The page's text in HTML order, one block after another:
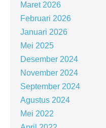
Maret 2026
Februari 2026
Januari 2026
Mei 2025
Desember 2024
November 2024
September 2024
Agustus 2024
Mei 2022